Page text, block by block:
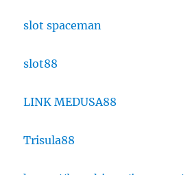
slot spaceman
slot88
LINK MEDUSA88
Trisula88